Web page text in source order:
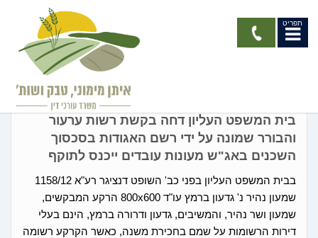
תפריט
בית המשפט העליון דחה בקשת רשות ערעור
והבורר שמונה על ידי רשם האגודות בסכסוך
השכנים באג"ש מעונות עובדים ייכנס לתוקף
בבית המשפט העליון בפני כב' השופט דנציגר רע"א 1158/12
שמעון נהיר נ' גדעון ברמץ עו"ד 800x600 הרקע המבקשים,
שמעון ושר נהיר, והמשיבים, גדעון ודרורה ברמץ, הינם בעלי
דירות הרשומות על שמם בחכירת משנה, כאשר הקרקע רשומה